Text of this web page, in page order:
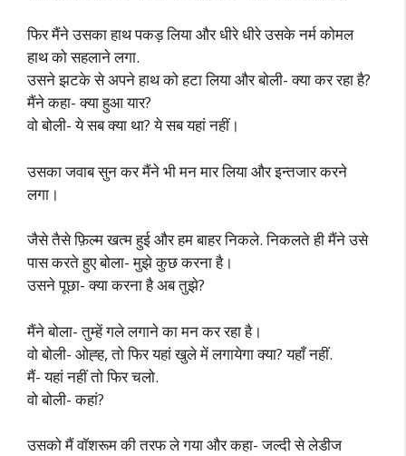
फिर मैंने उसका हाथ पकड़ लिया और धीरे धीरे उसके नर्म कोमल
हाथ को सहलाने लगा.
उसने झटके से अपने हाथ को हटा लिया और बोली- क्या कर रहा है?
मैंने कहा- क्या हुआ यार?
वो बोली- ये सब क्या था? ये सब यहां नहीं।
उसका जवाब सुन कर मैंने भी मन मार लिया और इन्तजार करने
लगा।
जैसे तैसे फ़िल्म खत्म हुई और हम बाहर निकले. निकलते ही मैंने उसे
पास करते हुए बोला- मुझे कुछ करना है।
उसने पूछा- क्या करना है अब तुझे?
मैंने बोला- तुम्हें गले लगाने का मन कर रहा है।
वो बोली- ओह्ह, तो फिर यहां खुले में लगायेगा क्या? यहाँ नहीं.
मैं- यहां नहीं तो फिर चलो.
वो बोली- कहां?
उसको मैं वॉशरूम की तरफ ले गया और कहा- जल्दी से लेडीज